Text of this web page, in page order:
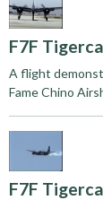
F7F
A flight
Fame Chino
F7F